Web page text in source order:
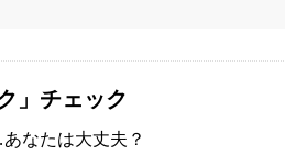
」チェック
なたは大丈夫？